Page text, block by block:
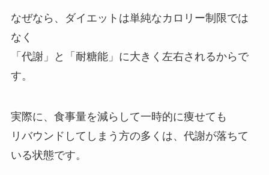
なぜなら、ダイエットは単純なカロリー制限では
なく
「代謝」と「耐糖能」に大きく左右されるからで
す。
実際に、食事量を減らして一時的に痩せても
リバウンドしてしまう方の多くは、代謝が落ちて
いる状態です。